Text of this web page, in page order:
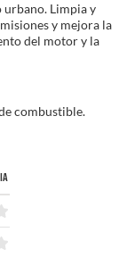
urbano. Limpia y
y mejora la
del motor y la
combustible.